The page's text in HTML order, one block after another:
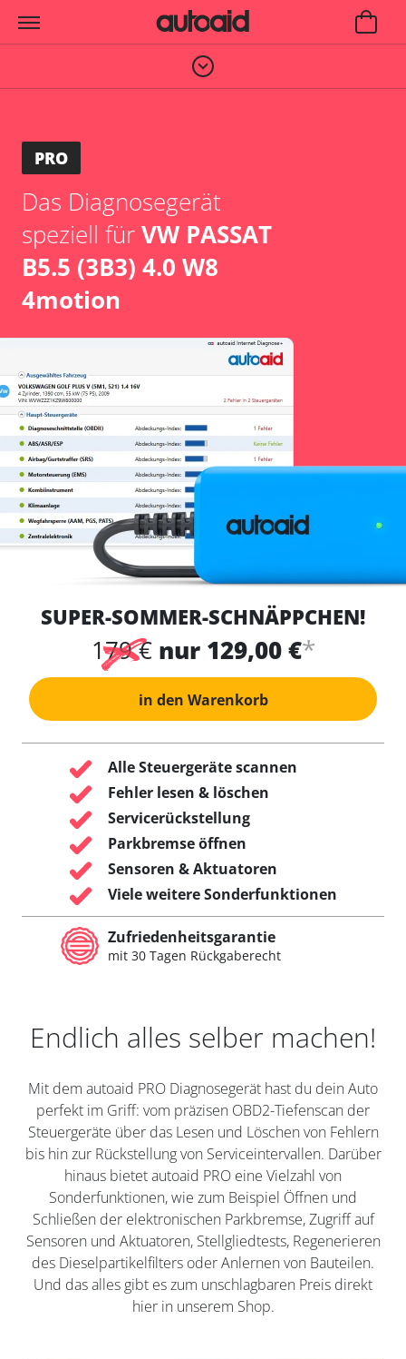
PRO
Das Diagnosegerät
speziell fürVW PASSAT
B5.5 (3B3) 4.0 W8
4motion
SUPER-SOMMER-SCHNÄPPCHEN!
179 € nur 129,00 €*
in den Warenkorb
Alle Steuergeräte scannen
Fehler lesen & löschen
Servicerückstellung
Parkbremse öffnen
Sensoren & Aktuatoren
Viele weitere Sonderfunktionen
Zufriedenheitsgarantie
mit 30 Tagen Rückgaberecht
Endlich alles selber machen!
Mit dem autoaid PRO Diagnosegerät hast du dein Auto
perfekt im Griff: vom präzisen OBD2-Tiefenscan der
Steuergeräte über das Lesen und Löschen von Fehlern
bis hin zur Rückstellung von Serviceintervallen. Darüber
hinaus bietet autoaid PRO eine Vielzahl von
Sonderfunktionen, wie zum Beispiel Öffnen und
Schließen der elektronischen Parkbremse, Zugriff auf
Sensoren und Aktuatoren, Stellgliedtests, Regenerieren
des Dieselpartikelfilters oder Anlernen von Bauteilen.
Und das alles gibt es zum unschlagbaren Preis direkt
hier in unserem Shop.